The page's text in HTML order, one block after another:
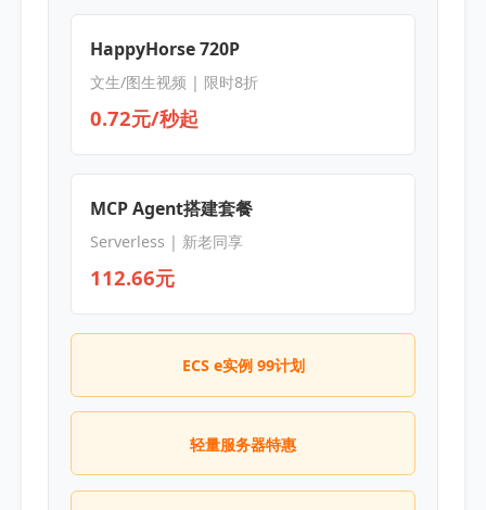
HappyHorse 720P
文生/图生视频 | 限时8折
0.72元/秒起
MCP Agent搭建套餐
Serverless | 新老同享
112.66元
ECS e实例 99计划
轻量服务器特惠